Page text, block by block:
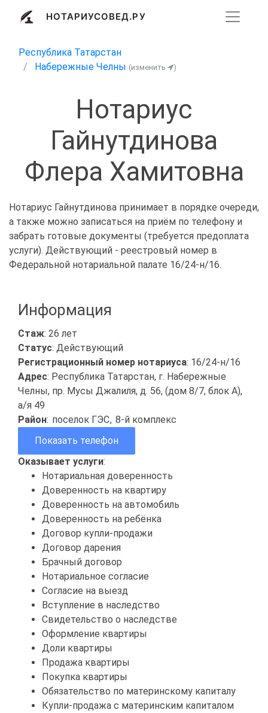
НОТАРИУСОВЕД.РУ
Республика Татарстан
Набережные Челны (изменить )
Нотариус
Гайнутдинова
Флера Хамитовна
Нотариус Гайнутдинова принимает в порядке очереди,
а также можно записаться на приём по телефону и
забрать готовые документы (требуется предоплата
услуги). Действующий - реестровый номер в
Федеральной нотариальной палате 16/24-н/16.
Информация
Стаж: 26 лет
Статус: Действующий
Регистрационный номер нотариуса: 16/24-н/16
Адрес: Республика Татарстан, г. Набережные
Челны, пр. Мусы Джалиля, д. 56, (дом 8/7, блок А),
а/я 49
Район: поселок ГЭС, 8-й комплекс
Показать телефон
Оказывает услуги:
Нотариальная доверенность
Доверенность на квартиру
Доверенность на автомобиль
Доверенность на ребёнка
Договор купли-продажи
Договор дарения
Брачный договор
Нотариальное согласие
Согласие на выезд
Вступление в наследство
Свидетельство о наследстве
Оформление квартиры
Доли квартиры
Продажа квартиры
Покупка квартиры
Обязательство по материнскому капиталу
Купли-продажа с материнским капиталом